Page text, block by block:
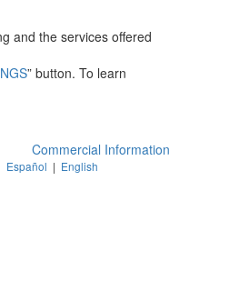
and the services offered
” button. To learn
Commercial Information
Español | English